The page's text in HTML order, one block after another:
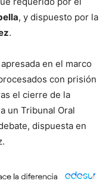
, y dispuesto por la
.
en el marco
con prisión
el cierre de la
un Tribunal Oral
dispuesta en